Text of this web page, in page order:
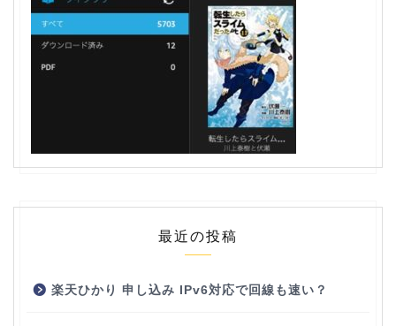
最近の投稿
楽天ひかり 申し込み IPv6対応で回線も速い？